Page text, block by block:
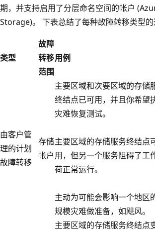
期，并支持启用了分层命名空间的帐户
Storage)。 下表总结了每种故障转移类型的
类型
故障
转移
范围
用例
由客户管
理的计划
故障转移
存储
帐户
主要区域和次要区域的存储
终结点已可用，并且你希望
灾难恢复测试。
主要区域的存储服务终结点
用，但另一个服务阻碍了工
荷正常运行。
主动为可能会影响一个地区
规模灾难做准备，如飓风。
主要区域的存储服务终结点